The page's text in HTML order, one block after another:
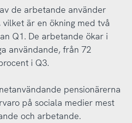
de arbetande använder
är en ökning med två
Q1. De arbetande ökar i
användande, från 72
i Q3.
pensionärerna
på sociala medier mest
och arbetande.